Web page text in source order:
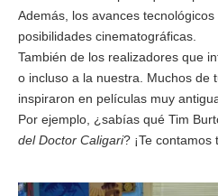
Además, los avances
posibilidades cinematográficas.
También de los realizadores que
o incluso a la nuestra. Muchos de
inspiraron en películas muy
Por ejemplo, ¿sabías qué Tim
del Doctor Caligari? ¡Te contamos